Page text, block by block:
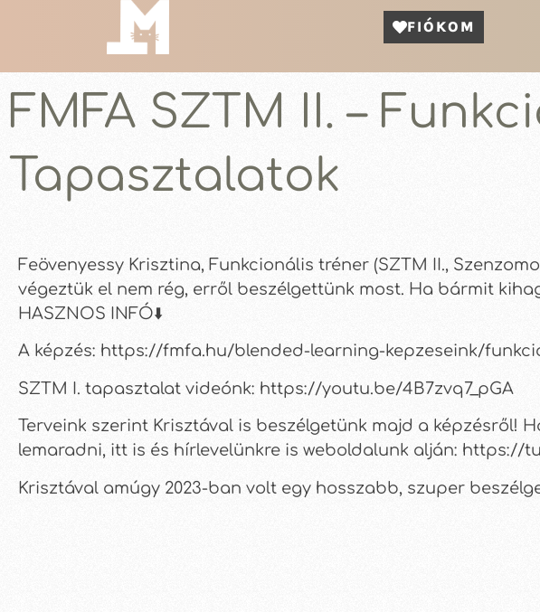
FIÓKOM
FMFA SZTM II. –
Tapasztalatok
Feövenyessy Krisztina, Funkcionális tréner (SZTM II.,
végeztük el nem rég, erről beszélgettünk most. Ha bármit
HASZNOS INFÓ⬇️
A képzés: https://fmfa.hu/blended-learning-kepzeseink/
SZTM I. tapasztalat videónk: https://youtu.be/4B7zvq7_pGA
Terveink szerint Krisztával is beszélgetünk majd a képzésről!
lemaradni, itt is és hírlevelünkre is weboldalunk alján: https://
Krisztával amúgy 2023-ban volt egy hosszabb, szuper